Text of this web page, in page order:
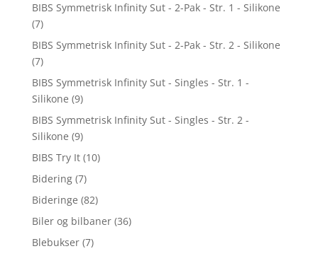
BIBS Symmetrisk Infinity Sut - 2-Pak - Str. 1 - Silikone
(7)
BIBS Symmetrisk Infinity Sut - 2-Pak - Str. 2 - Silikone
(7)
BIBS Symmetrisk Infinity Sut - Singles - Str. 1 -
Silikone (9)
BIBS Symmetrisk Infinity Sut - Singles - Str. 2 -
Silikone (9)
BIBS Try It (10)
Bidering (7)
Bideringe (82)
Biler og bilbaner (36)
Blebukser (7)